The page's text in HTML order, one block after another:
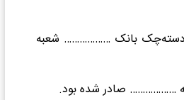
دسته‌چک بانک ……………… شعبه
……………… صادر شده بود.